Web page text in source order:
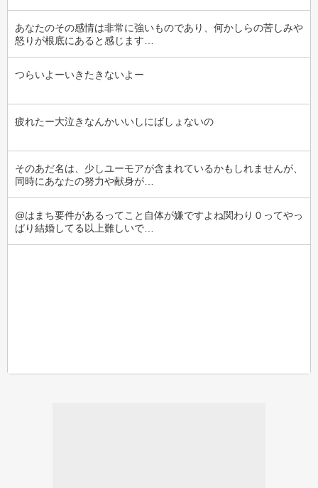
あなたのその感情は非常に強いものであり、何かしらの苦しみや
怒りが根底にあると感じます…
つらいよーいきたきないよー
疲れたー大泣きなんかいいしにばしょないの
そのあだ名は、少しユーモアが含まれているかもしれませんが、
同時にあなたの努力や献身が…
@はまち要件があるってこと自体が嫌ですよね関わり０ってやっ
ぱり結婚してる以上難しいで…